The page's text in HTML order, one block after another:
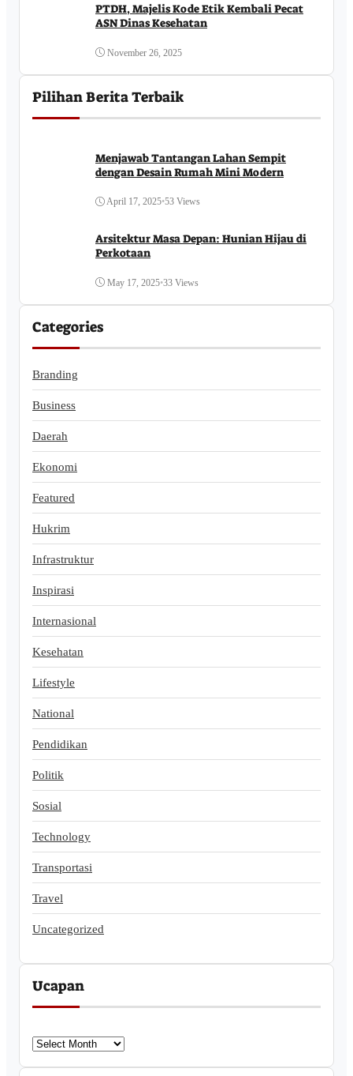
PTDH, Majelis Kode Etik Kembali Pecat
ASN Dinas Kesehatan
November 26, 2025
Pilihan Berita Terbaik
Menjawab Tantangan Lahan Sempit
dengan Desain Rumah Mini Modern
April 17, 2025•53 Views
Arsitektur Masa Depan: Hunian Hijau di
Perkotaan
May 17, 2025•33 Views
Categories
Branding
Business
Daerah
Ekonomi
Featured
Hukrim
Infrastruktur
Inspirasi
Internasional
Kesehatan
Lifestyle
National
Pendidikan
Politik
Sosial
Technology
Transportasi
Travel
Uncategorized
Ucapan
U
c